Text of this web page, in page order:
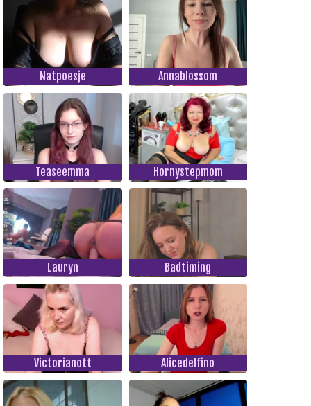
Natpoesje Annablossom
Teaseemma Hornystepmom
Lauryn Badtiming
Victorianott Alicedelfino